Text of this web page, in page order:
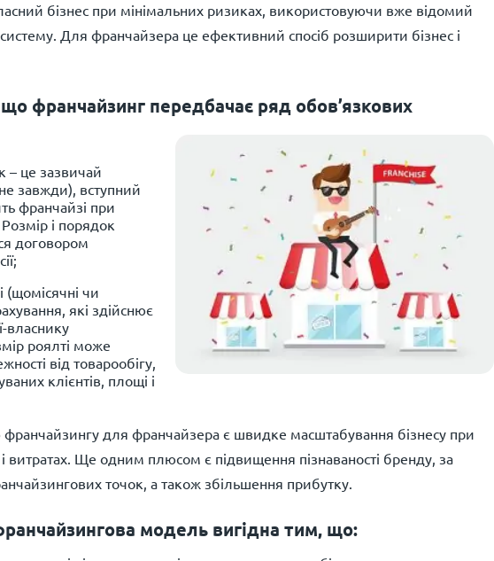
бізнес при мінімальних ризиках, використовуючи вже відомий
Для франчайзера це ефективний спосіб розширити бізнес і
франчайзинг передбачає ряд обов’язкових
– це зазвичай
завжди), вступний
франчайзі при
і порядок
договором
(щомісячні чи
які здійснює
власнику
роялті може
від товарообігу,
клієнтів, площі і
для франчайзера є швидке масштабування бізнесу при
витратах. Ще одним плюсом є підвищення пізнаваності бренду, за
точок, а також збільшення прибутку.
модель вигідна тим, що: